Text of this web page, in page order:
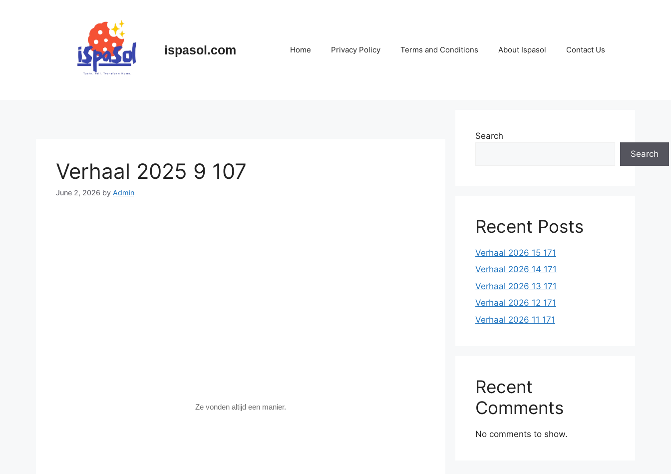
ispasol.com Home Privacy Policy Terms and Conditions About Ispasol Contact Us
Verhaal 2025 9 107
June 2, 2026 by Admin
Ze vonden altijd een manier.
Search
Search
Recent Posts
Verhaal 2026 15 171
Verhaal 2026 14 171
Verhaal 2026 13 171
Verhaal 2026 12 171
Verhaal 2026 11 171
Recent
Comments
No comments to show.